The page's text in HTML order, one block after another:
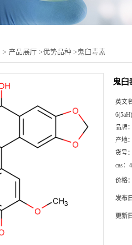
> 产品展厅 >优势品种 > 鬼臼毒素
鬼臼
英文
品牌：
产地：
货号：
cas：
价格：
发布
更新